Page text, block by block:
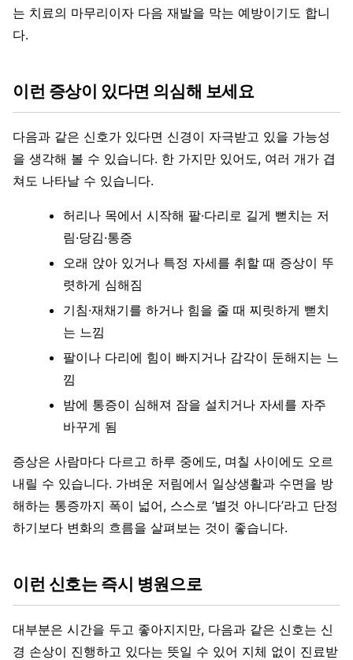
는 치료의 마무리이자 다음 재발을 막는 예방이기도 합니
다.
이런 증상이 있다면 의심해 보세요
다음과 같은 신호가 있다면 신경이 자극받고 있을 가능성
을 생각해 볼 수 있습니다. 한 가지만 있어도, 여러 개가 겹
쳐도 나타날 수 있습니다.
허리나 목에서 시작해 팔·다리로 길게 뻗치는 저
림·당김·통증
오래 앉아 있거나 특정 자세를 취할 때 증상이 뚜
렷하게 심해짐
기침·재채기를 하거나 힘을 줄 때 찌릿하게 뻗치
는 느낌
팔이나 다리에 힘이 빠지거나 감각이 둔해지는 느
낌
밤에 통증이 심해져 잠을 설치거나 자세를 자주
바꾸게 됨
증상은 사람마다 다르고 하루 중에도, 며칠 사이에도 오르
내릴 수 있습니다. 가벼운 저림에서 일상생활과 수면을 방
해하는 통증까지 폭이 넓어, 스스로 ‘별것 아니다’라고 단정
하기보다 변화의 흐름을 살펴보는 것이 좋습니다.
이런 신호는 즉시 병원으로
대부분은 시간을 두고 좋아지지만, 다음과 같은 신호는 신
경 손상이 진행하고 있다는 뜻일 수 있어 지체 없이 진료받